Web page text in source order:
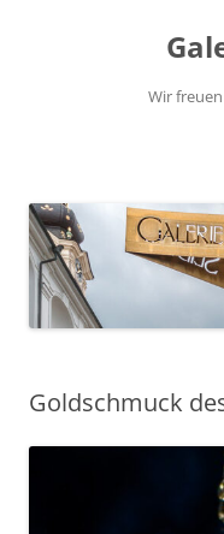
Wir
Goldschmuck